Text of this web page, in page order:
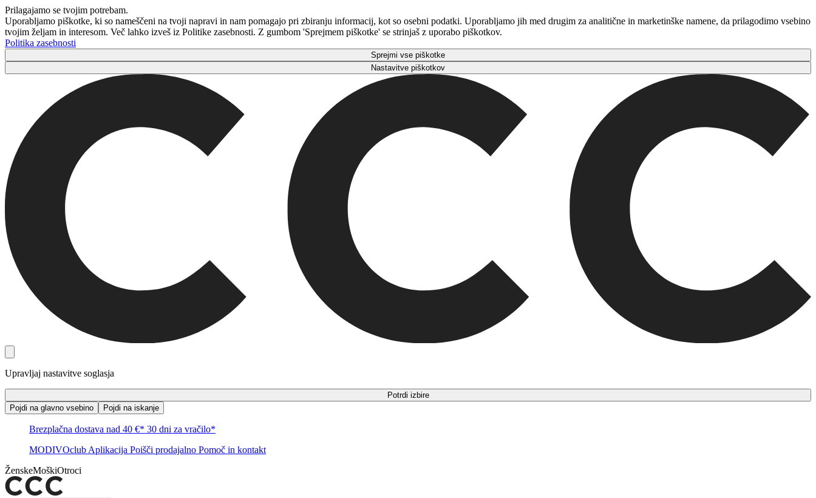
Prilagajamo se tvojim potrebam.
Uporabljamo piškotke, ki so nameščeni na tvoji napravi in ​​nam pomagajo pri zbiranju informacij, kot so osebni podatki. Uporabljamo jih med drugim za analitične in marketinške namene, da prilagodimo vsebino
tvojim željam in interesom. Več lahko izveš iz Politike zasebnosti. Z gumbom 'Sprejmem piškotke' se strinjaš z uporabo piškotkov.
Politika zasebnosti
Sprejmi vse piškotke
Nastavitve piškotkov
Upravljaj nastavitve soglasja
Potrdi izbire
Pojdi na glavno vsebino
Pojdi na iskanje
Brezplačna dostava nad 40 €* 30 dni za vračilo*
MODIVOclub Aplikacija Poišči prodajalno Pomoč in kontakt
ŽenskeMoškiOtroci